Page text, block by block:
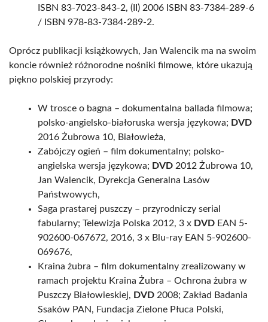
ISBN 83-7023-843-2, (II) 2006 ISBN 83-7384-289-6
/ ISBN 978-83-7384-289-2.
Oprócz publikacji książkowych, Jan Walencik ma na swoim
koncie również różnorodne nośniki filmowe, które ukazują
piękno polskiej przyrody:
W trosce o bagna – dokumentalna ballada filmowa;
polsko-angielsko-białoruska wersja językowa; DVD
2016 Żubrowa 10, Białowieża,
Zabójczy ogień – film dokumentalny; polsko-
angielska wersja językowa; DVD 2012 Żubrowa 10,
Jan Walencik, Dyrekcja Generalna Lasów
Państwowych,
Saga prastarej puszczy – przyrodniczy serial
fabularny; Telewizja Polska 2012, 3 x DVD EAN 5-
902600-067672, 2016, 3 x Blu-ray EAN 5-902600-
069676,
Kraina żubra – film dokumentalny zrealizowany w
ramach projektu Kraina Żubra – Ochrona żubra w
Puszczy Białowieskiej, DVD 2008; Zakład Badania
Ssaków PAN, Fundacja Zielone Płuca Polski,